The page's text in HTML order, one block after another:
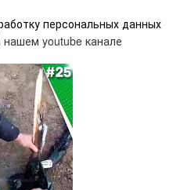
персональных данных
youtube канале